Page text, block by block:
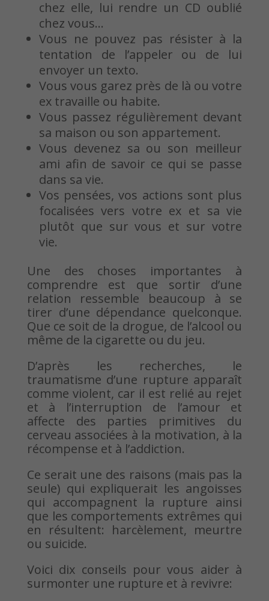
chez elle, lui rendre un CD oublié
chez vous…
Vous ne pouvez pas résister à la
tentation de l’appeler ou de lui
envoyer un texto.
Vous vous garez près de là ou votre
ex travaille ou habite.
Vous passez régulièrement devant
sa maison ou son appartement.
Vous devenez sa ou son meilleur
ami afin de savoir ce qui se passe
dans sa vie.
Vos pensées, vos actions sont plus
focalisées vers votre ex et sa vie
plutôt que sur vous et sur votre
vie.
Une des choses importantes à
comprendre est que sortir d’une
relation ressemble beaucoup à se
tirer d’une dépendance quelconque.
Que ce soit de la drogue, de l’alcool ou
même de la cigarette ou du jeu.
D’après les recherches, le
traumatisme d’une rupture apparaît
comme violent, car il est relié au rejet
et à l’interruption de l’amour et
affecte des parties primitives du
cerveau associées à la motivation, à la
récompense et à l’addiction.
Ce serait une des raisons (mais pas la
seule) qui expliquerait les angoisses
qui accompagnent la rupture ainsi
que les comportements extrêmes qui
en résultent: harcèlement, meurtre
ou suicide.
Voici dix conseils pour vous aider à
surmonter une rupture et à revivre: